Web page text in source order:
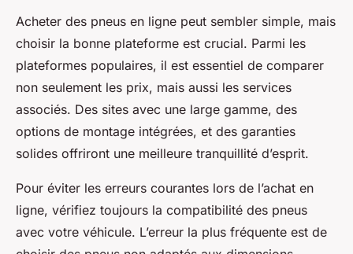
Acheter des pneus en ligne peut sembler simple, mais
choisir la bonne plateforme est crucial. Parmi les
plateformes populaires, il est essentiel de comparer
non seulement les prix, mais aussi les services
associés. Des sites avec une large gamme, des
options de montage intégrées, et des garanties
solides offriront une meilleure tranquillité d’esprit.
Pour éviter les erreurs courantes lors de l’achat en
ligne, vérifiez toujours la compatibilité des pneus
avec votre véhicule. L’erreur la plus fréquente est de